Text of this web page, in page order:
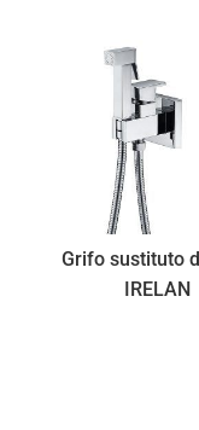
Grifo sustituto
IRELAN